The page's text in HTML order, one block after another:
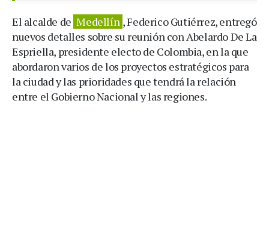
El alcalde de Medellín , Federico Gutiérrez, entregó
nuevos detalles sobre su reunión con Abelardo De La
Espriella, presidente electo de Colombia, en la que
abordaron varios de los proyectos estratégicos para
la ciudad y las prioridades que tendrá la relación
entre el Gobierno Nacional y las regiones.